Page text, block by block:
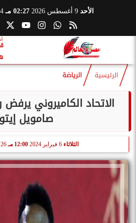
الأحد 9 أغسطس 2026 02:27 مـ 24
الرئيسية الرياضة
الاتحاد الكاميروني
صامويل إيتو
الثلاثاء 12:00 مـ 26 رجب 1445